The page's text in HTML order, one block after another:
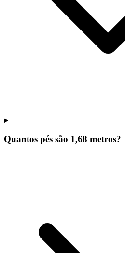
Quantos pés são 1,68 metros?